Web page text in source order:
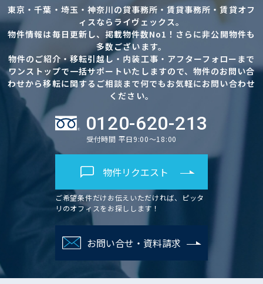
東京・千葉・埼玉・神奈川の貸事務所・賃貸事務所・賃貸オフ
ィスならライヴェックス。
物件情報は毎日更新し、掲載物件数No1！さらに非公開物件も
多数ございます。
物件のご紹介・移転引越し・内装工事・アフターフォローまで
ワンストップで一括サポートいたしますので、物件のお問い合
わせから移転に関するご相談まで何でもお気軽にお問い合わせ
ください。
0120-620-213
受付時間 平日9:00～18:00
物件リクエスト
ご希望条件だけお伝えいただければ、ピッタ
リのオフィスをお探しします！
お問い合せ・資料請求